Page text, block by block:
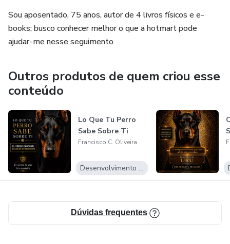
Não cobra.
Não pressiona.
e para as suas possibilidades.
Ideal para quem está cansado de lutar o tempo todo
e sente que precisa, antes de qualquer mudança externa,
reorganizar o que está acontecendo por dentro.
Sou aposentado, 75 anos, autor de 4 livros físicos e e-
books; busco conhecer melhor o que a hotmart pode
ajudar-me nesse seguimento
Outros produtos de quem criou esse
conteúdo
Lo Que Tu Perro
Sabe Sobre Ti
Francisco C. Oliveira
Desenvolvimento Pessoal
Dúvidas frequentes